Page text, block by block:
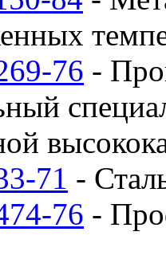
76 -
71 -
76 -